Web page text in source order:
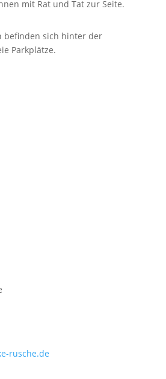
mit Rat und Tat zur Seite.
befinden sich hinter der
Parkplätze.
rusche.de